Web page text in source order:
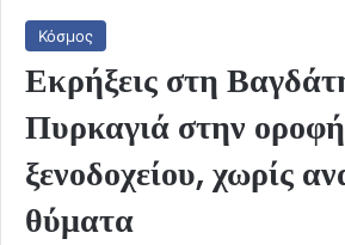
Κόσμος
Εκρήξεις στη
Πυρκαγιά στην οροφή
ξενοδοχείου, χωρίς
θύματα